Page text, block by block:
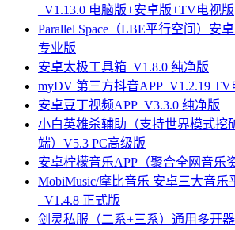
_V1.13.0 电脑版+安卓版+TV电视版
Parallel Space（LBE平行空间）安
专业版
安卓太极工具箱_V1.8.0 纯净版
myDV 第三方抖音APP_V1.2.19 TV
安卓豆丁视频APP_V3.3.0 纯净版
小白英雄杀辅助（支持世界模式挖
端）V5.3 PC高级版
安卓柠檬音乐APP（聚合全网音乐
MobiMusic/摩比音乐 安卓三大音乐
_V1.4.8 正式版
剑灵私服（二系+三系）通用多开